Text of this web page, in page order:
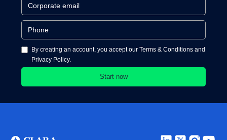
By creating an account, you accept our Terms & Conditions and
Privacy Policy.